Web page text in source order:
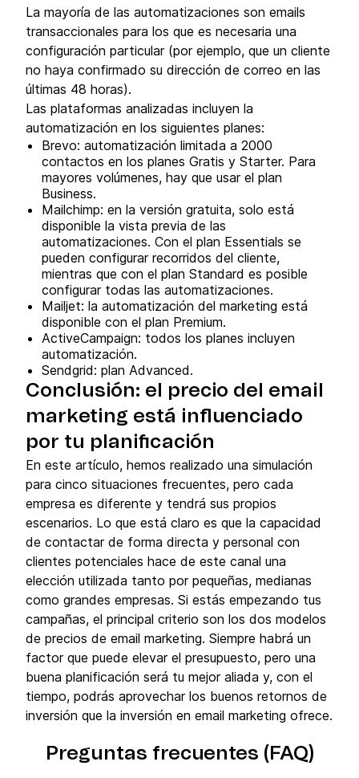
La mayoría de las automatizaciones son emails
transaccionales para los que es necesaria una
configuración particular (por ejemplo, que un cliente
no haya confirmado su dirección de correo en las
últimas 48 horas).
Las plataformas analizadas incluyen la
automatización en los siguientes planes:
Brevo: automatización limitada a 2000
contactos en los planes Gratis y Starter. Para
mayores volúmenes, hay que usar el plan
Business.
Mailchimp: en la versión gratuita, solo está
disponible la vista previa de las
automatizaciones. Con el plan Essentials se
pueden configurar recorridos del cliente,
mientras que con el plan Standard es posible
configurar todas las automatizaciones.
Mailjet: la automatización del marketing está
disponible con el plan Premium.
ActiveCampaign: todos los planes incluyen
automatización.
Sendgrid: plan Advanced.
Conclusión: el precio del email
marketing está influenciado
por tu planificación
En este artículo, hemos realizado una simulación
para cinco situaciones frecuentes, pero cada
empresa es diferente y tendrá sus propios
escenarios. Lo que está claro es que la capacidad
de contactar de forma directa y personal con
clientes potenciales hace de este canal una
elección utilizada tanto por pequeñas, medianas
como grandes empresas. Si estás empezando tus
campañas, el principal criterio son los dos modelos
de precios de email marketing. Siempre habrá un
factor que puede elevar el presupuesto, pero una
buena planificación será tu mejor aliada y, con el
tiempo, podrás aprovechar los buenos retornos de
inversión que la inversión en email marketing ofrece.
Preguntas frecuentes (FAQ)